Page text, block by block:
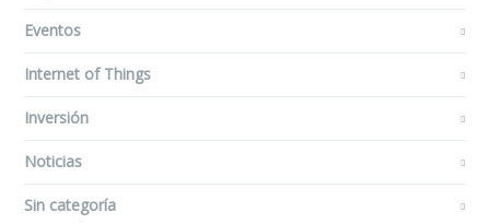
Eventos
Internet of Things
Inversión
Noticias
Sin categoría